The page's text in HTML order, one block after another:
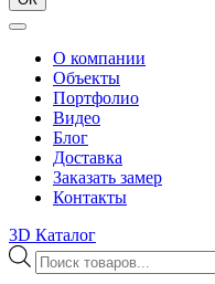
О компании
Объекты
Портфолио
Видео
Блог
Доставка
Заказать замер
Контакты
3D Каталог
Поиск
товаров